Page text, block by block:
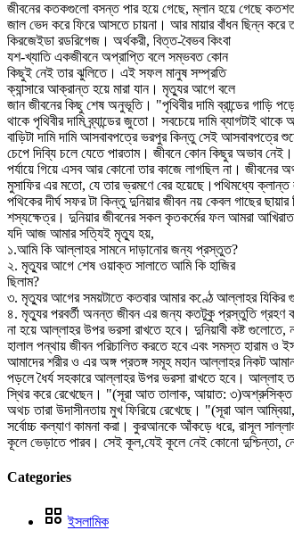
জীবনের কতকগুলো বসন্ত পার হয়ে গেছে, ম্লান হয়ে গেছে
জাল ভেদ করে ফিরে আসতে চায়না। আর মায়ার বাঁধন ছিন্ন করে
কিরজেইডা রডরিগেজ। অর্থকরী, বিত্ত-বৈভব কিংবা
যশ-খ্যাতি একজীবনে অপ্রাপ্তি বলে সম্ভবত কোন
কিছুই নেই তার ঝুলিতে। এই সফল মানুষ সম্প্রতি
ক্যান্সারে আক্রান্ত হয়ে মারা যান। মৃত্যুর আগে বলে
জান জীবনের কিছু শেষ অনুভূতি। "পৃথিবীর দামি ব্রান্ডের
থাকে পৃথিবীর দামি ব্র্যান্ডের জুতো। সবচেয়ে দামি
বাড়িটা দামি দামি আসবাবপত্রে ভরপুর কিন্তু সেই
চেপে দিব্যি চলে যেতে পারতাম। জীবনে কোন কিছুর অভাব
পর্যায়ে গিয়ে এসব আর কোনো তার কাজে লাগছিল না। জীবনের
মুসাফির এর মতো, যে তার ভ্রমণে বের হয়েছে।পথিমধ্যে
পথিকের দীর্ঘ সফর টা কিন্তু দুনিয়ার জীবন নয় কেবল গাছের
শস্যক্ষেত্র। দুনিয়ার জীবনের সকল কৃতকর্মের ফল আমরা
যদি আজ আমার সত্যিই মৃত্যু হয়,
১.আমি কি আল্লাহর সামনে দাড়ানোর জন্য প্রস্তুত?
২. মৃত্যুর আগে শেষ ওয়াক্ত সালাতে আমি কি হাজির
ছিলাম?
৩. মৃত্যুর আগের সময়টাতে কতবার আমার কণ্ঠে আল্লাহর যিকির
৪. মৃত্যুর পরবর্তী অনন্ত জীবন এর জন্য কতটুকু প্রস্তুতি গ্রহণ
না হয়ে আল্লাহর উপর ভরসা রাখতে হবে। দুনিয়াবী কষ্ট
হালাল পন্থায় জীবন পরিচালিত করতে হবে এবং সমস্ত হারাম ও
আমাদের শরীর ও এর অঙ্গ প্রতঙ্গ সমূহ মহান আল্লাহর নিকট
পড়লে ধৈর্য সহকারে আল্লাহর উপর ভরসা রাখতে হবে। আল্লাহ
স্থির করে রেখেছেন। "(সূরা আত তালাক, আয়াত: ৩)অশ্রুসিক্ত
অথচ তারা উদাসীনতায় মুখ ফিরিয়ে রেখেছে। "(সূরা আল
সর্বোচ্চ কল্যাণ কামনা করা। কুরআনকে আঁকড়ে ধরে, রাসূল
কূলে ভেড়াতে পারব। সেই কূল,যেই কূলে নেই কোনো দুশ্চিন্তা,
Categories
ইসলামিক